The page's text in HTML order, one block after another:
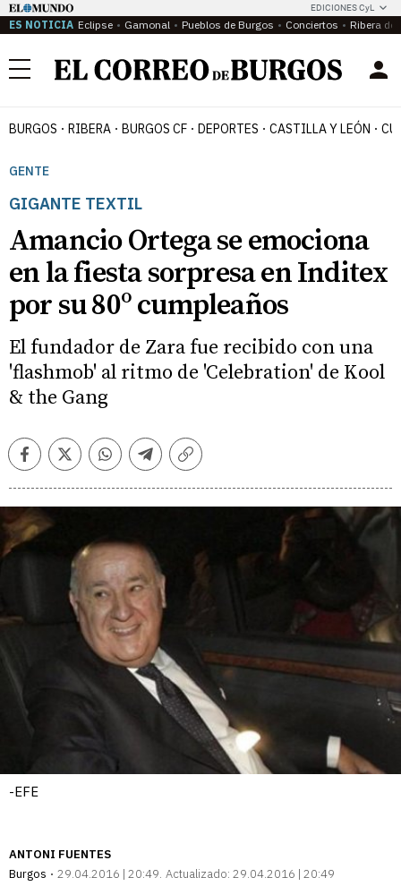
EDICIONES CyL
ES NOTICIA Eclipse Gamonal Pueblos de Burgos Conciertos Ribera del
Menú
BURGOS RIBERA BURGOS CF DEPORTES CASTILLA Y LEÓN
GENTE
GIGANTE TEXTIL
Amancio Ortega se emociona
en la fiesta sorpresa en Inditex
por su 80º cumpleaños
El fundador de Zara fue recibido con una
'flashmob' al ritmo de 'Celebration' de Kool
& the Gang
FacebookTwitterWhatsappTelegramCopiar
-EFE
ANTONI FUENTES
Burgos
29.04.2016 | 20:49 Actualizado: 29.04.2016 | 20:49